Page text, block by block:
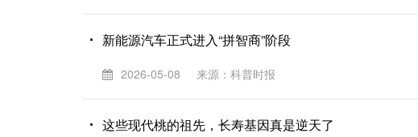
新能源汽车正式进入“拼智商”阶段
2026-05-08 来源：科普时报
这些现代桃的祖先，长寿基因真是逆天了